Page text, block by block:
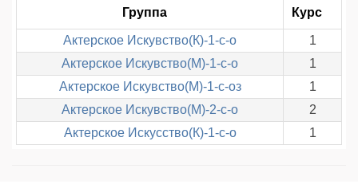
Группа Курс
Актерское Искувство(К)-1-с-о
1
Актерское Искувство(М)-1-с-о
1
Актерское Искувство(М)-1-с-оз
1
Актерское Искувство(М)-2-с-о
2
Актерское Искусство(К)-1-с-о
1